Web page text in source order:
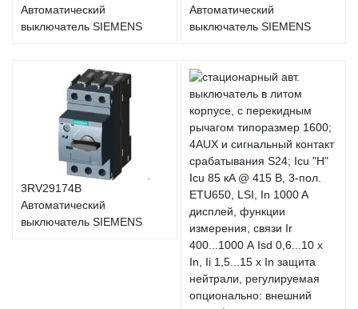
Автоматический
выключатель SIEMENS
Автоматический
выключатель SIEMENS
3RV29174B
Автоматический
выключатель SIEMENS